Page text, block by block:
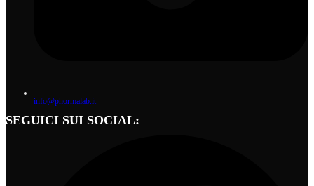
info@phormalab.it
SEGUICI SUI SOCIAL: